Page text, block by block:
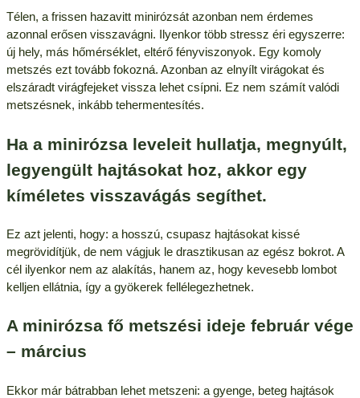
Télen, a frissen hazavitt minirózsát azonban nem érdemes
azonnal erősen visszavágni. Ilyenkor több stressz éri egyszerre:
új hely, más hőmérséklet, eltérő fényviszonyok. Egy komoly
metszés ezt tovább fokozná. Azonban az elnyílt virágokat és
elszáradt virágfejeket vissza lehet csípni. Ez nem számít valódi
metszésnek, inkább tehermentesítés.
Ha a minirózsa leveleit hullatja, megnyúlt,
legyengült hajtásokat hoz, akkor egy
kíméletes visszavágás segíthet.
Ez azt jelenti, hogy: a hosszú, csupasz hajtásokat kissé
megrövidítjük, de nem vágjuk le drasztikusan az egész bokrot. A
cél ilyenkor nem az alakítás, hanem az, hogy kevesebb lombot
kelljen ellátnia, így a gyökerek fellélegezhetnek.
A minirózsa fő metszési ideje február vége
– március
Ekkor már bátrabban lehet metszeni: a gyenge, beteg hajtások